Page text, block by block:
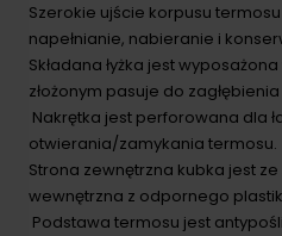
Szerokie ujście korpusu
napełnianie, nabieranie i
Składana łyżka jest
złożonym pasuje do
Nakrętka jest perforowana dla
otwierania/zamykania termosu.
Strona zewnętrzna kubka jest
wewnętrzna z odpornego
Podstawa termosu jest